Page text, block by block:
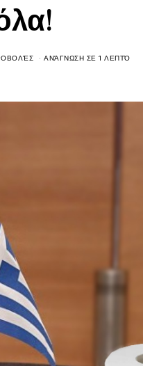
ΑΝΆΓΝΩΣΗ ΣΕ 1 ΛΕΠΤΌ